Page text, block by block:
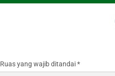
Ruas yang wajib ditandai*